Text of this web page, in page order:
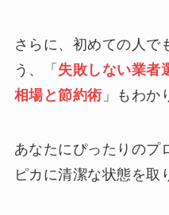
さらに、初めての人で
う、「 失敗しない業者
相場と節約術 」もわか
あなたにぴったりのプ
ピカに清潔な状態を取